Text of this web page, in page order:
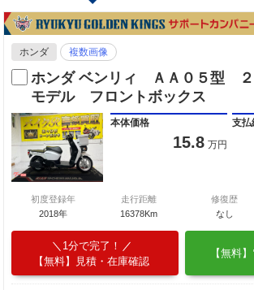
ホンダ 複数画像
ホンダ ベンリィ ＡＡ０５型 ２
モデル フロントボックス
本体価格
15.8 万円
支払
初度登録年
2018年
走行距離
16378Km
修復歴
なし
1分で完了！
【無料】見積・在庫確認
【無料